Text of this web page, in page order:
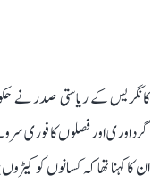
کانگریس کے ریاستی صدر نے
گرداوری اور فصلوں کا فوری
ان کا کہنا تھا کہ کسانوں کو